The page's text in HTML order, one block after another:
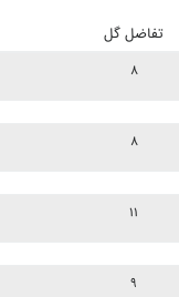
تفاضل گل
۸
۸
۱۱
۹